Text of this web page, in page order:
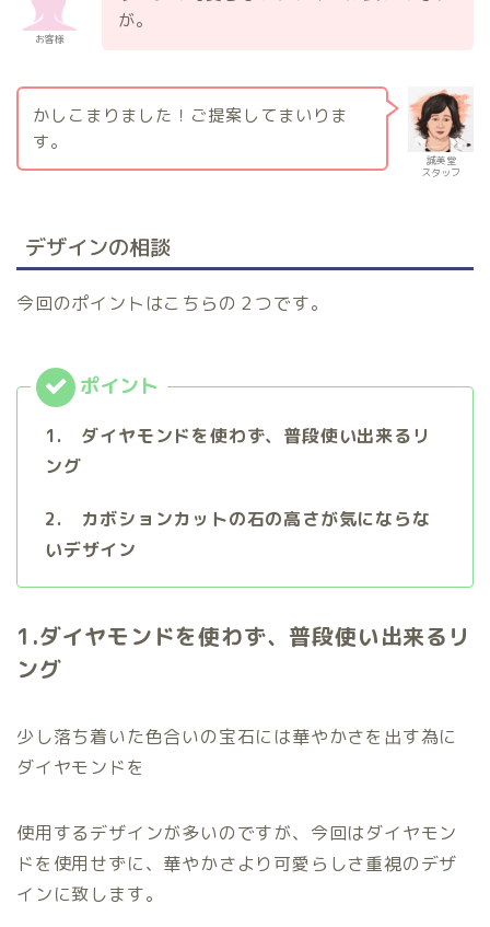
お客様
が。
誠美堂
スタッフ
かしこまりました！ご提案してまいりま
す。
デザインの相談
今回のポイントはこちらの２つです。
1. ダイヤモンドを使わず、普段使い出来るリ
ング
2. カボションカットの石の高さが気にならな
いデザイン
1.ダイヤモンドを使わず、普段使い出来るリ
ング
少し落ち着いた色合いの宝石には華やかさを出す為に
ダイヤモンドを
使用するデザインが多いのですが、今回はダイヤモン
ドを使用せずに、華やかさより可愛らしさ重視のデザ
インに致します。